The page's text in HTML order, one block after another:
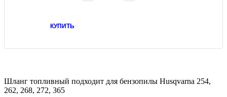
КУПИТЬ
Шланг топливный подходит для бензопилы Husqvarna 254,
262, 268, 272, 365